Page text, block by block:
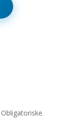
Obligatoriske